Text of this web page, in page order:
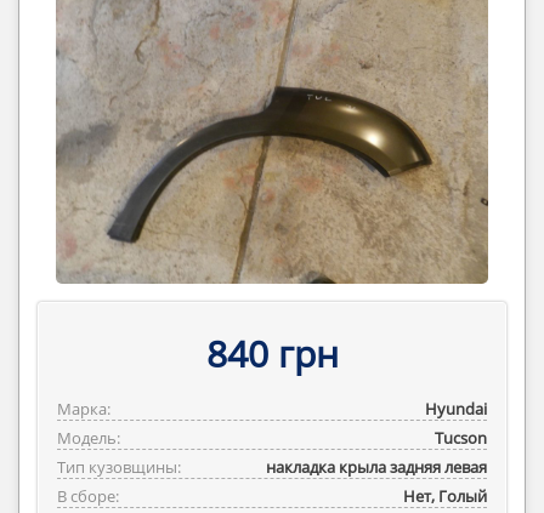
840 грн
Марка:
Hyundai
Модель:
Tucson
Тип кузовщины:
накладка крыла задняя левая
В сборе:
Нет, Голый